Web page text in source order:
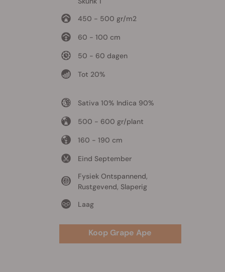
450 - 500 gr/m2
60 - 100 cm
50 - 60 dagen
Tot 20%
Sativa 10% Indica 90%
500 - 600 gr/plant
160 - 190 cm
Eind September
Fysiek Ontspannend,
Rustgevend, Slaperig
Laag
Koop Grape Ape